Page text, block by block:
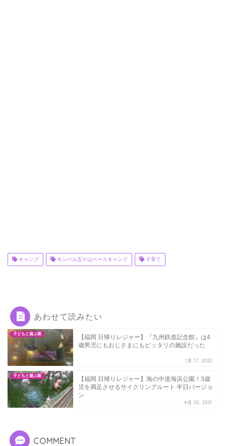
キャンプ モンベル五ケ山ベースキャンプ 子育て
あわせて読みたい
子どもと遊ぶ業
【福岡 日帰りレジャー】『九州鉄道記念館』は4
歳男児にもおじさまにもピッタリの施設だった
1月 17, 2022
子どもと遊ぶ業
【福岡 日帰りレジャー】海の中道海浜公園！3歳
児を満足させるサイクリングルート 半日バージョ
ン
4月 20, 2021
COMMENT